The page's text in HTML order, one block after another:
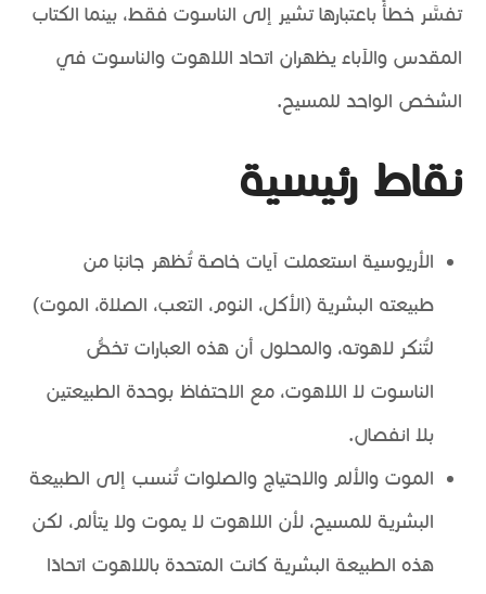
تفسَّر خطأً باعتبارها تشير إلى الناسوت فقط، بينما الكتاب
المقدس والآباء يظهران اتحاد اللاهوت والناسوت في
الشخص الواحد للمسيح.
نقاط رئيسية
الأريوسية استعملت آيات خاصة تُظهر جانبًا من
طبيعته البشرية (الأكل، النوم، التعب، الصلاة، الموت)
لتُنكر لاهوته، والمحلول أن هذه العبارات تخصُّ
الناسوت لا اللاهوت، مع الاحتفاظ بوحدة الطبيعتين
بلا انفصال.
الموت والألم والاحتياج والصلوات تُنسب إلى الطبيعة
البشرية للمسيح، لأن اللاهوت لا يموت ولا يتألم، لكن
هذه الطبيعة البشرية كانت المتحدة باللاهوت اتحادًا